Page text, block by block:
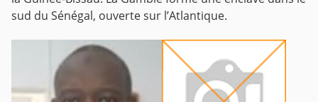
sud du Sénégal, ouverte sur l’Atlantique.